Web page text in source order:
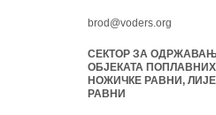
brod@voders.org
СЕКТОР ЗА
ОБЈЕКАТА
НОЖИЧКЕ РАВНИ,
РАВНИ